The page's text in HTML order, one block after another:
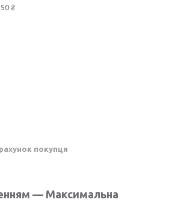
₴
покупця
— Максимальна